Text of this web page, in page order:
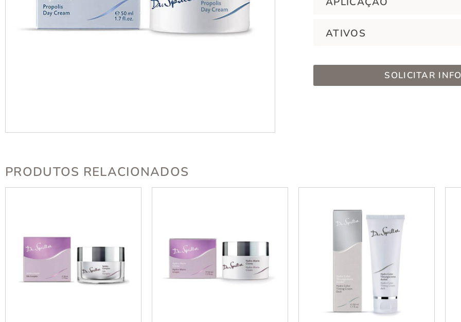
ATIVOS
SOLICITAR
PRODUTOS RELACIONADOS